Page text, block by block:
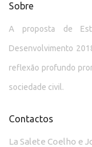
Sobre
A proposta de
Desenvolvimento
reflexão profundo
sociedade civil.
Contactos
La Salete Coelho e